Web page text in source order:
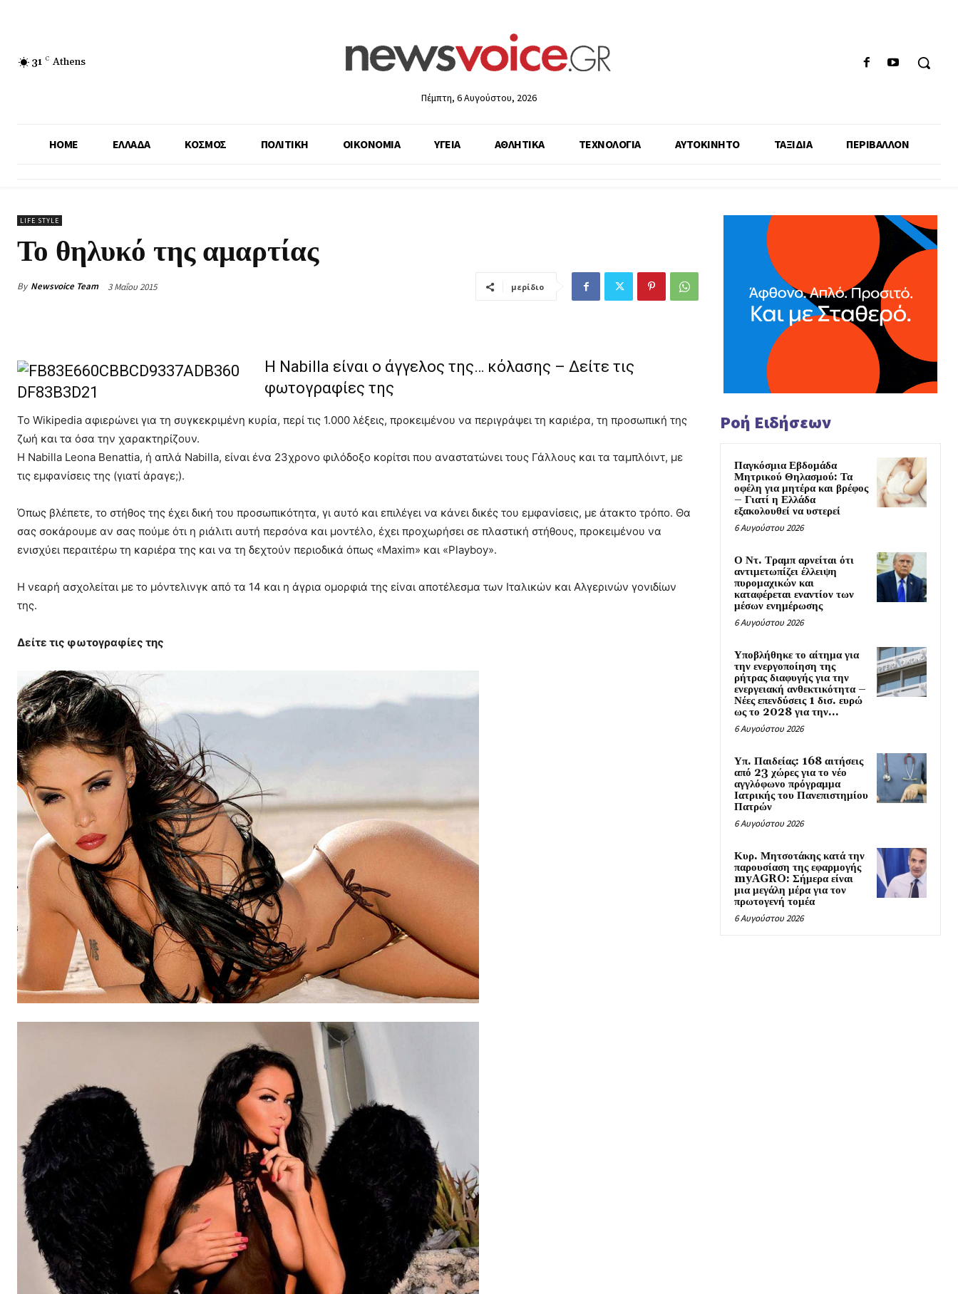
31 C Athens
Πέμπτη, 6 Αυγούστου, 2026
HOME ΕΛΛΑΔΑ ΚΟΣΜΟΣ ΠΟΛΙΤΙΚΗ ΟΙΚΟΝΟΜΙΑ ΥΓΕΙΑ ΑΘΛΗΤΙΚΑ ΤΕΧΝΟΛΟΓΙΑ ΑΥΤΟΚΙΝΗΤΟ ΤΑΞΙΔΙΑ ΠΕΡΙΒΑΛΛΟΝ
LIFE STYLE
Το θηλυκό της αμαρτίας
By Newsvoice Team 3 Μαΐου 2015 μερίδιο
Η Nabilla είναι ο άγγελος της… κόλασης – Δείτε τις
φωτογραφίες της
Το Wikipedia αφιερώνει για τη συγκεκριμένη κυρία, περί τις 1.000 λέξεις, προκειμένου να περιγράψει τη καριέρα, τη προσωπική της
ζωή και τα όσα την χαρακτηρίζουν.
Η Nabilla Leona Benattia, ή απλά Nabilla, είναι ένα 23χρονο φιλόδοξο κορίτσι που αναστατώνει τους Γάλλους και τα ταμπλόιντ, με
τις εμφανίσεις της (γιατί άραγε;).
Όπως βλέπετε, το στήθος της έχει δική του προσωπικότητα, γι αυτό και επιλέγει να κάνει δικές του εμφανίσεις, με άτακτο τρόπο. Θα
σας σοκάρουμε αν σας πούμε ότι η ριάλιτι αυτή περσόνα και μοντέλο, έχει προχωρήσει σε πλαστική στήθους, προκειμένου να
ενισχύει περαιτέρω τη καριέρα της και να τη δεχτούν περιοδικά όπως «Maxim» και «Playboy».
Η νεαρή ασχολείται με το μόντελινγκ από τα 14 και η άγρια ομορφιά της είναι αποτέλεσμα των Ιταλικών και Αλγερινών γονιδίων
της.
Δείτε τις φωτογραφίες της
Ροή Ειδήσεων
Παγκόσμια Εβδομάδα
Μητρικού Θηλασμού: Τα
οφέλη για μητέρα και βρέφος
– Γιατί η Ελλάδα
εξακολουθεί να υστερεί
6 Αυγούστου 2026
Ο Ντ. Τραμπ αρνείται ότι
αντιμετωπίζει έλλειψη
πυρομαχικών και
καταφέρεται εναντίον των
μέσων ενημέρωσης
6 Αυγούστου 2026
Υποβλήθηκε το αίτημα για
την ενεργοποίηση της
ρήτρας διαφυγής για την
ενεργειακή ανθεκτικότητα –
Νέες επενδύσεις 1 δισ. ευρώ
ως το 2028 για την...
6 Αυγούστου 2026
Υπ. Παιδείας: 168 αιτήσεις
από 23 χώρες για το νέο
αγγλόφωνο πρόγραμμα
Ιατρικής του Πανεπιστημίου
Πατρών
6 Αυγούστου 2026
Κυρ. Μητσοτάκης κατά την
παρουσίαση της εφαρμογής
myAGRO: Σήμερα είναι
μια μεγάλη μέρα για τον
πρωτογενή τομέα
6 Αυγούστου 2026